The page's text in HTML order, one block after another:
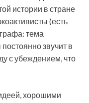
истории в стране
(есть
тема
звучит в
с убеждением, что
хорошими